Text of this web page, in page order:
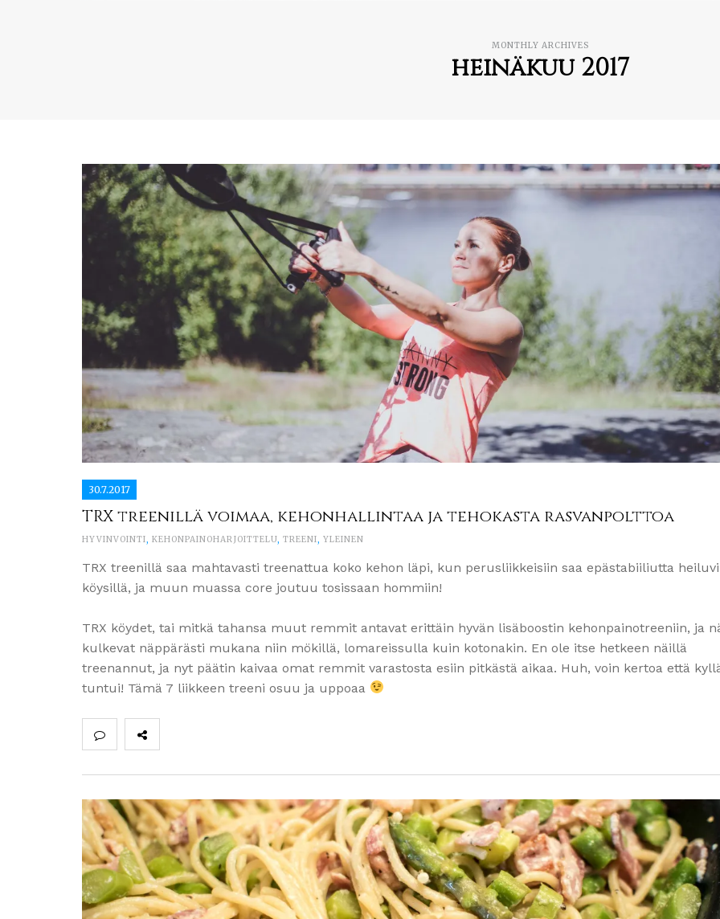
MONTHLY ARCHIVES
heinäkuu 2017
30.7.2017
TRX treenillä voimaa, kehonhallintaa ja tehokasta rasvanpolttoa
HYVINVOINTI, KEHONPAINOHARJOITTELU, TREENI, YLEINEN
TRX treenillä saa mahtavasti treenattua koko kehon läpi, kun perusliikkeisiin saa epästabiiliutta
köysillä, ja muun muassa core joutuu tosissaan hommiin!
TRX köydet, tai mitkä tahansa muut remmit antavat erittäin hyvän lisäboostin kehonpainotreeniin, ja
kulkevat näppärästi mukana niin mökillä, lomareissulla kuin kotonakin. En ole itse hetkeen näillä
treenannut, ja nyt päätin kaivaa omat remmit varastosta esiin pitkästä aikaa. Huh, voin kertoa että
tuntui! Tämä 7 liikkeen treeni osuu ja uppoaa